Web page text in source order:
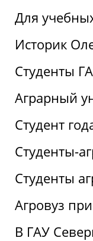
Для
Историк
Студенты
Аграрный
Студент
Студенты-
Студенты
Агровуз
В ГАУ